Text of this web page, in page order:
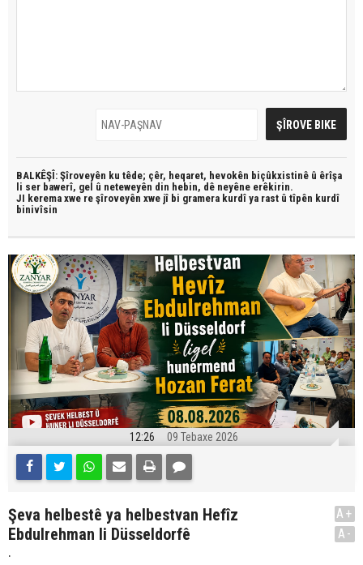
BALKÊŞÎ: Şîroveyên ku têde; çêr, heqaret, hevokên biçûkxistinê û êrîşa
li ser bawerî, gel û neteweyên din hebin, dê neyêne erêkirin.
JI kerema xwe re şîroveyên xwe jî bi gramera kurdî ya rast û tîpên kurdî
binivîsin
12:26 09 Tebaxe 2026
Şeva helbestê ya helbestvan Hefîz
Ebdulrehman li Düsseldorfê
.
A+
A-